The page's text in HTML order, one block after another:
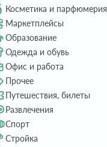
Косметика и парфюмерия
Маркетплейсы
Образование
Одежда и обувь
Офис и работа
Прочее
Путешествия, билеты
Развлечения
Спорт
Стройка